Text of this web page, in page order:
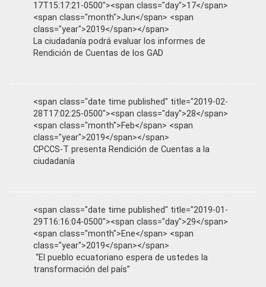
17T15:17:21-0500"><span class="day">17</span>
<span class="month">Jun</span> <span
class="year">2019</span></span>
La ciudadanía podrá evaluar los informes de
Rendición de Cuentas de los GAD
<span class="date time published" title="2019-02-
28T17:02:25-0500"><span class="day">28</span>
<span class="month">Feb</span> <span
class="year">2019</span></span>
CPCCS-T presenta Rendición de Cuentas a la
ciudadanía
<span class="date time published" title="2019-01-
29T16:16:04-0500"><span class="day">29</span>
<span class="month">Ene</span> <span
class="year">2019</span></span>
“El pueblo ecuatoriano espera de ustedes la
transformación del país”